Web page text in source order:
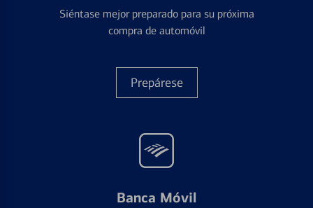
Siéntase mejor preparado para su próxima
compra de automóvil
Prepárese
Banca Móvil